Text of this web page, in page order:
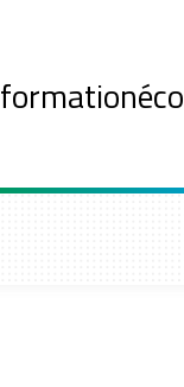
formation